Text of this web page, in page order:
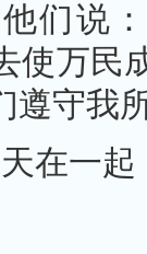
们说
使万民
遵守我
在一